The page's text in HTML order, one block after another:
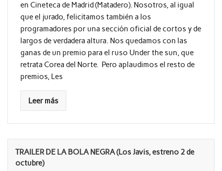
en Cineteca de Madrid (Matadero). Nosotros, al igual
que el jurado, felicitamos también a los
programadores por una sección oficial de cortos y de
largos de verdadera altura. Nos quedamos con las
ganas de un premio para el ruso Under the sun, que
retrata Corea del Norte. Pero aplaudimos el resto de
premios, Les
Leer más
TRAILER DE LA BOLA NEGRA (Los Javis, estreno 2 de
octubre)